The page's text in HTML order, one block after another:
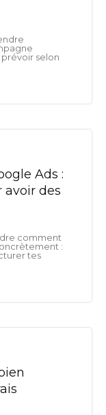
selon
Ads :
avoir des
comment
:
tes